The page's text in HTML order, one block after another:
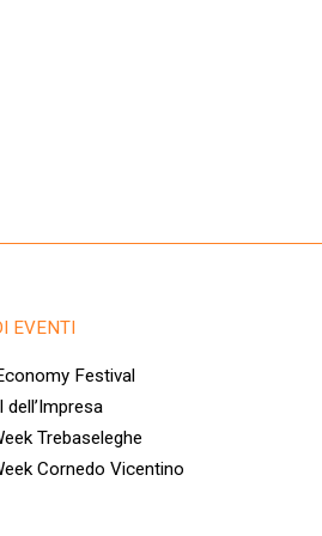
EVENTI
Festival
dell’Impresa
Trebaseleghe
Cornedo Vicentino